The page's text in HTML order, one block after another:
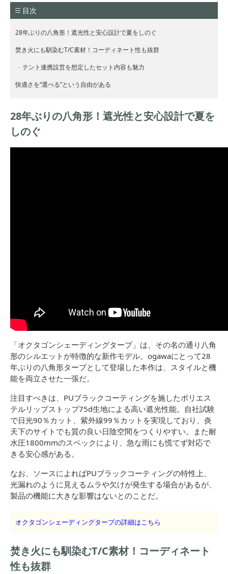
目次
28年ぶりの八角形！遮光性と安心設計で夏をしのぐ
焚き火にも馴染むT/C素材！コーディネート性も抜群
テント連携設営を想定したセット内容も魅力
快適さを“選べる”という自由がある
28年ぶりの八角形！遮光性と安心設計で夏を
しのぐ
「オクタゴンシェーディングタープ」は、その名の通り八角
形のシルエットが特徴的な新作モデル。ogawaにとって28
年ぶりの八角形タープとして登場した本作は、スタイルと機
能を両立させた一張だ。
注目すべきは、PUブラックコーティングを施したポリエス
テルリップストップ75d生地による高い遮光性能。自社試験
で日光90％カット、紫外線99％カットを実現しており、炎
天下のサイトでも質の良い日陰空間をつくりやすい。また耐
水圧1800mmのスペックにより、急な雨にも慌てず対応で
きる安心感がある。
なお、ソースによればPUブラックコーティングの特性上、
光漏れのように見えるムラや欠けが発生する場合があるが、
製品の機能に大きな影響はないとのことだ。
オクタゴンシェーディングタープの詳細はこちら
焚き火にも馴染むT/C素材！コーディネート
性も抜群